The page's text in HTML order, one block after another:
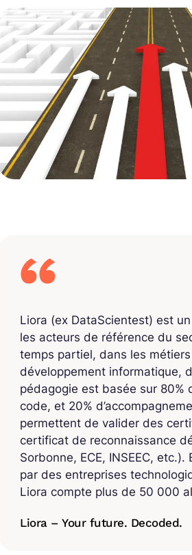
Liora (ex DataScientest) est
les acteurs de référence du
temps partiel, dans les
développement informatique,
pédagogie est basée sur 80%
code, et 20%
permettent de valider des
certificat de reconnaissance
Sorbonne, ECE, INSEEC,
par des entreprises
Liora compte plus de 50 000
Liora – Your future. Decoded.